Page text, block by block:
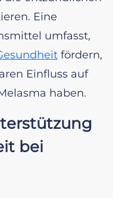
Eine
umfasst,
fördern,
Einfluss auf
haben.
bei